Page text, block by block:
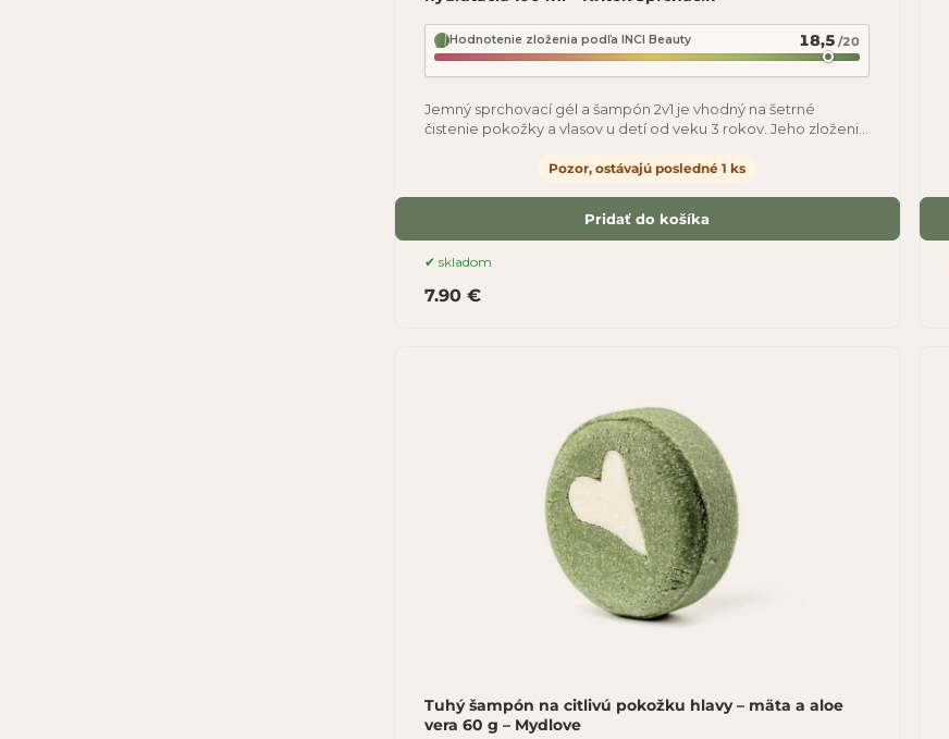
Hodnotenie zloženia podľa INCI Beauty 18,5 /20
Jemný sprchovací gél a šampón 2v1 je vhodný na šetrné
čistenie pokožky a vlasov u detí od veku 3 rokov. Jeho zloženie
skladom
Pozor, ostávajú posledné 1 ks
7.90 €
Pridať do košíka
Tuhý šampón na citlivú pokožku hlavy – mäta a aloe
vera 60 g – Mydlove